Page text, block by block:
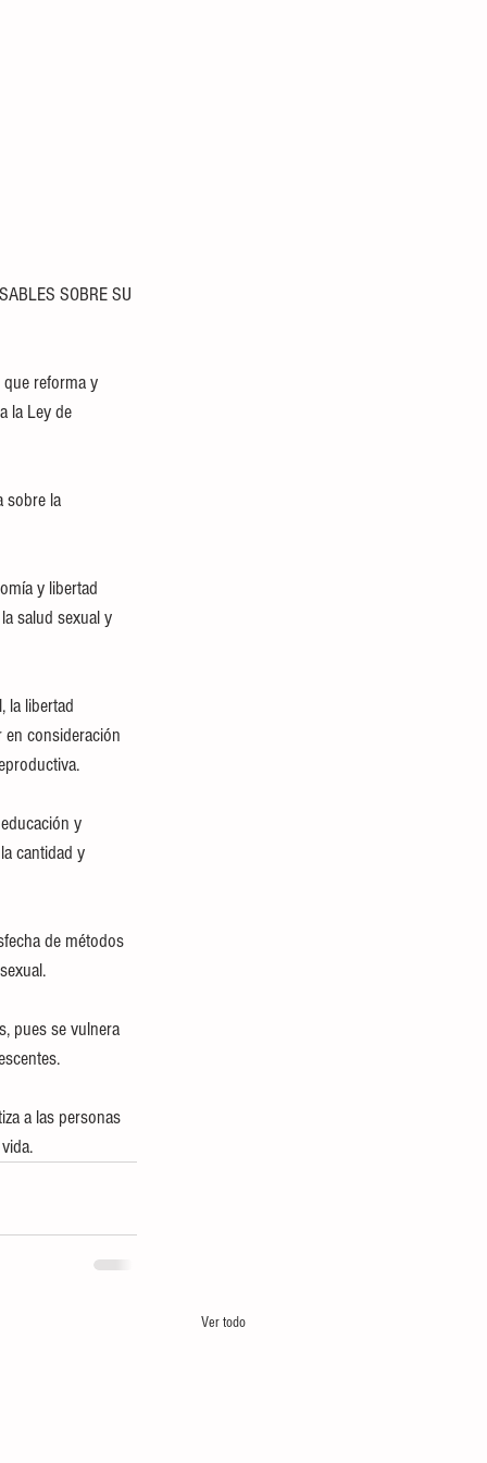
SOBRE SU
que reforma y
la Ley de
sobre la
y libertad
salud sexual y
la libertad
en consideración
y
cantidad y
de métodos
pues se vulnera
a las personas
Ver todo